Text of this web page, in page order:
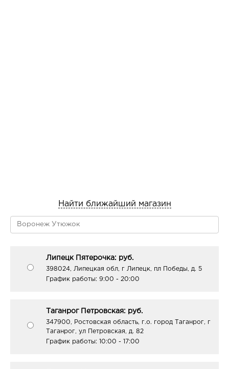
Найти ближайший магазин
Липецк Пятерочка: руб.
398024, Липецкая обл, г Липецк, пл Победы, д. 5
График работы: 9:00 - 20:00
Таганрог Петровская: руб.
347900, Ростовская область, г.о. город Таганрог, г
Таганрог, ул Петровская, д. 82
График работы: 10:00 - 17:00